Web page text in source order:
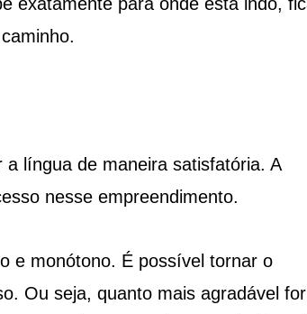
língua de maneira satisfatória. A
nesse empreendimento.
e monótono. É possível tornar o
Ou seja, quanto mais agradável